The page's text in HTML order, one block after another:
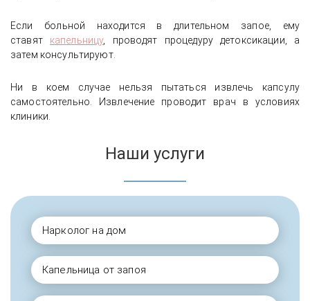
Если больной находится в длительном запое, ему
ставят капельницу, проводят процедуру детоксикации, а
затем консультируют.
Ни в коем случае нельзя пытаться извлечь капсулу
самостоятельно. Извлечение проводит врач в условиях
клиники.
Наши услуги
Нарколог на дом
Капельница от запоя